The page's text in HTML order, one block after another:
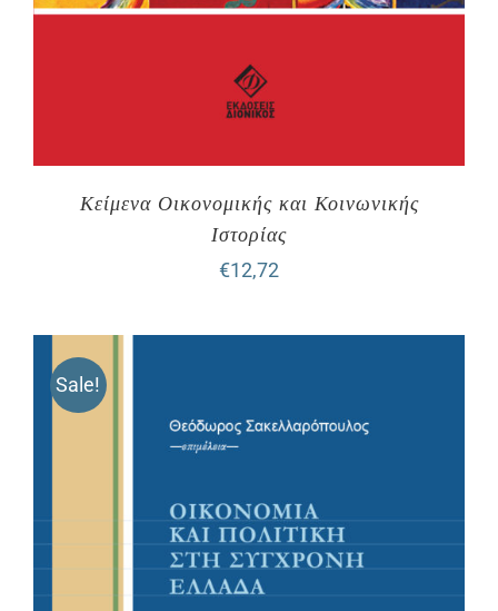
Κείμενα Οικονομικής και Κοινωνικής
Ιστορίας
€12,72
Sale!